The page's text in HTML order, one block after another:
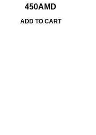
450AMD
ADD TO CART